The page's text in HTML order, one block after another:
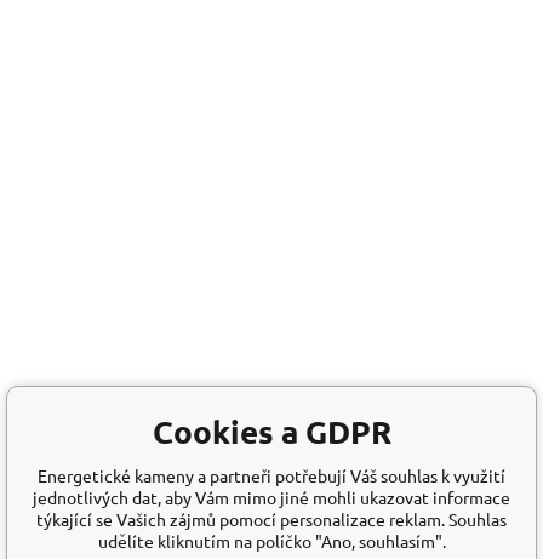
Cookies a GDPR
Energetické kameny a partneři potřebují Váš souhlas k využití
jednotlivých dat, aby Vám mimo jiné mohli ukazovat informace
týkající se Vašich zájmů pomocí personalizace reklam. Souhlas
udělíte kliknutím na políčko "Ano, souhlasím".